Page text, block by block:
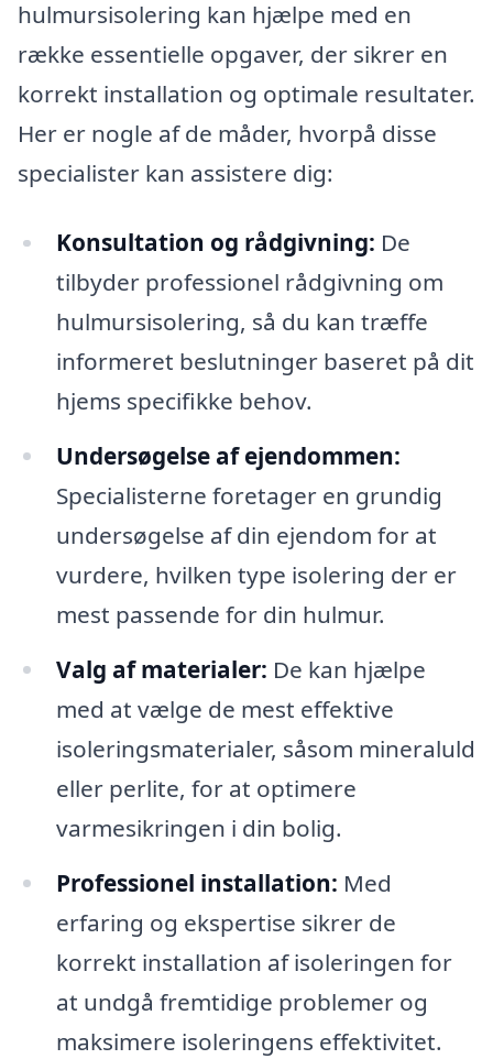
hulmursisolering kan hjælpe med en
række essentielle opgaver, der sikrer en
korrekt installation og optimale resultater.
Her er nogle af de måder, hvorpå disse
specialister kan assistere dig:
Konsultation og rådgivning: De
tilbyder professionel rådgivning om
hulmursisolering, så du kan træffe
informeret beslutninger baseret på dit
hjems specifikke behov.
Undersøgelse af ejendommen:
Specialisterne foretager en grundig
undersøgelse af din ejendom for at
vurdere, hvilken type isolering der er
mest passende for din hulmur.
Valg af materialer: De kan hjælpe
med at vælge de mest effektive
isoleringsmaterialer, såsom mineraluld
eller perlite, for at optimere
varmesikringen i din bolig.
Professionel installation: Med
erfaring og ekspertise sikrer de
korrekt installation af isoleringen for
at undgå fremtidige problemer og
maksimere isoleringens effektivitet.